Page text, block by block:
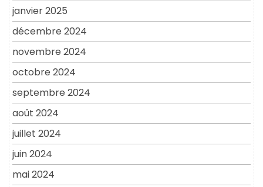
janvier 2025
décembre 2024
novembre 2024
octobre 2024
septembre 2024
août 2024
juillet 2024
juin 2024
mai 2024